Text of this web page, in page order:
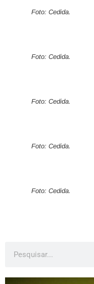
Foto: Cedida.
Foto: Cedida.
Foto: Cedida.
Foto: Cedida.
Foto: Cedida.